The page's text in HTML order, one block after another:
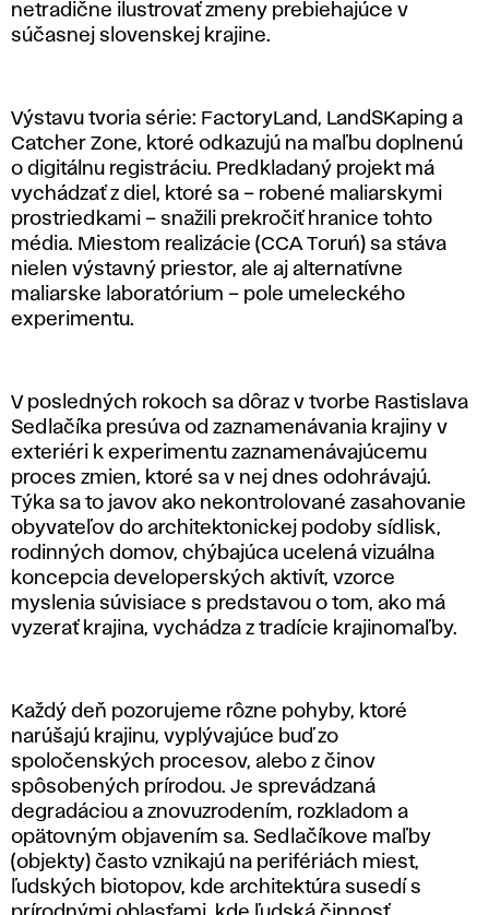
netradične ilustrovať zmeny prebiehajúce v
súčasnej slovenskej krajine.
Výstavu tvoria série: FactoryLand, LandSKaping a
Catcher Zone, ktoré odkazujú na maľbu doplnenú
o digitálnu registráciu. Predkladaný projekt má
vychádzať z diel, ktoré sa – robené maliarskymi
prostriedkami – snažili prekročiť hranice tohto
média. Miestom realizácie (CCA Toruń) sa stáva
nielen výstavný priestor, ale aj alternatívne
maliarske laboratórium – pole umeleckého
experimentu.
V posledných rokoch sa dôraz v tvorbe Rastislava
Sedlačíka presúva od zaznamenávania krajiny v
exteriéri k experimentu zaznamenávajúcemu
proces zmien, ktoré sa v nej dnes odohrávajú.
Týka sa to javov ako nekontrolované zasahovanie
obyvateľov do architektonickej podoby sídlisk,
rodinných domov, chýbajúca ucelená vizuálna
koncepcia developerských aktivít, vzorce
myslenia súvisiace s predstavou o tom, ako má
vyzerať krajina, vychádza z tradície krajinomaľby.
Každý deň pozorujeme rôzne pohyby, ktoré
narúšajú krajinu, vyplývajúce buď zo
spoločenských procesov, alebo z činov
spôsobených prírodou. Je sprevádzaná
degradáciou a znovuzrodením, rozkladom a
opätovným objavením sa. Sedlačíkove maľby
(objekty) často vznikajú na perifériách miest,
ľudských biotopov, kde architektúra susedí s